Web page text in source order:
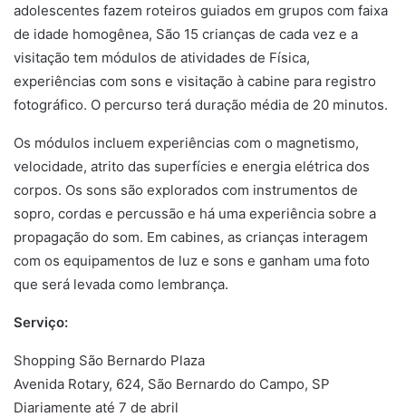
adolescentes fazem roteiros guiados em grupos com faixa
de idade homogênea, São 15 crianças de cada vez e a
visitação tem módulos de atividades de Física,
experiências com sons e visitação à cabine para registro
fotográfico. O percurso terá duração média de 20 minutos.
Os módulos incluem experiências com o magnetismo,
velocidade, atrito das superfícies e energia elétrica dos
corpos. Os sons são explorados com instrumentos de
sopro, cordas e percussão e há uma experiência sobre a
propagação do som. Em cabines, as crianças interagem
com os equipamentos de luz e sons e ganham uma foto
que será levada como lembrança.
Serviço:
Shopping São Bernardo Plaza
Avenida Rotary, 624, São Bernardo do Campo, SP
Diariamente até 7 de abril